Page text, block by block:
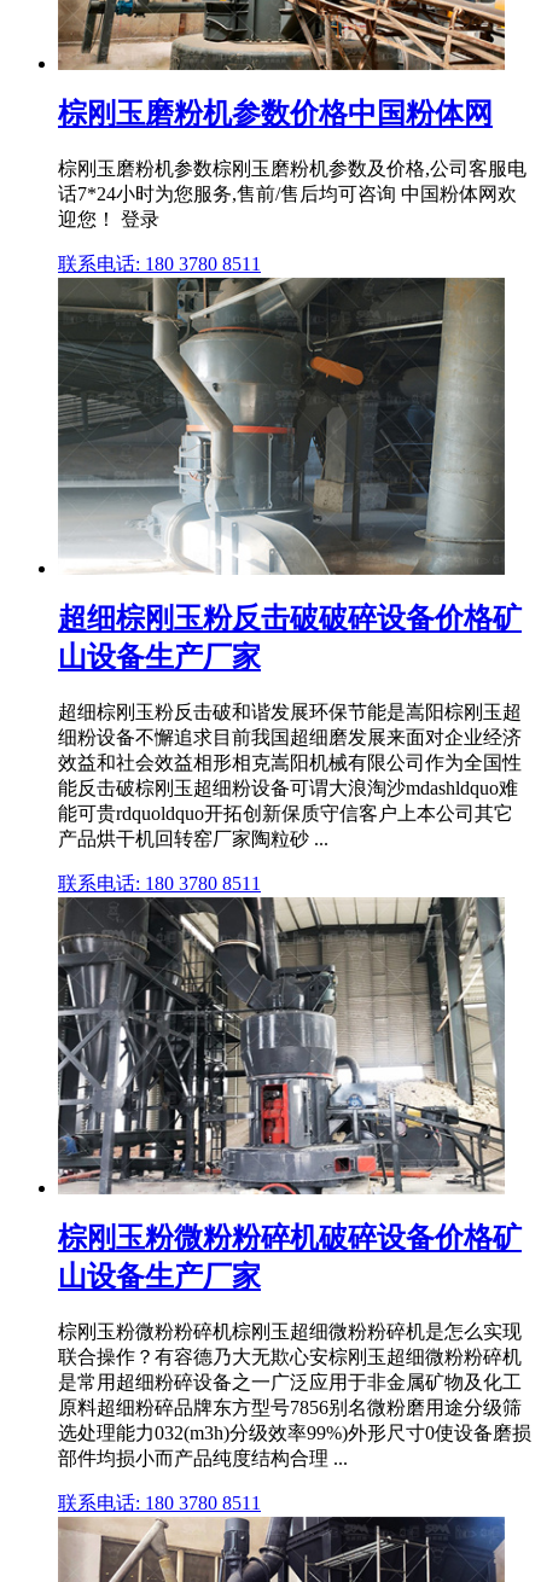
棕刚玉磨粉机参数价格中国粉体网
棕刚玉磨粉机参数棕刚玉磨粉机参数及价格,公司客服电
话7*24小时为您服务,售前/售后均可咨询 中国粉体网欢
迎您！ 登录
联系电话: 180 3780 8511
超细棕刚玉粉反击破破碎设备价格矿
山设备生产厂家
超细棕刚玉粉反击破和谐发展环保节能是嵩阳棕刚玉超
细粉设备不懈追求目前我国超细磨发展来面对企业经济
效益和社会效益相形相克嵩阳机械有限公司作为全国性
能反击破棕刚玉超细粉设备可谓大浪淘沙mdashldquo难
能可贵rdquoldquo开拓创新保质守信客户上本公司其它
产品烘干机回转窑厂家陶粒砂 ...
联系电话: 180 3780 8511
棕刚玉粉微粉粉碎机破碎设备价格矿
山设备生产厂家
棕刚玉粉微粉粉碎机棕刚玉超细微粉粉碎机是怎么实现
联合操作？有容德乃大无欺心安棕刚玉超细微粉粉碎机
是常用超细粉碎设备之一广泛应用于非金属矿物及化工
原料超细粉碎品牌东方型号7856别名微粉磨用途分级筛
选处理能力032(m3h)分级效率99%)外形尺寸0使设备磨损
部件均损小而产品纯度结构合理 ...
联系电话: 180 3780 8511